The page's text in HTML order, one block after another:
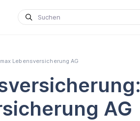
Lebensversicherung AG
AG